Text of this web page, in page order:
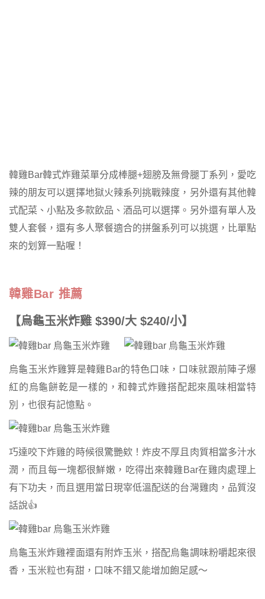
韓雞Bar韓式炸雞菜單分成棒腿+翅膀及無骨腿丁系列，愛吃
辣的朋友可以選擇地獄火辣系列挑戰辣度，另外還有其他韓
式配菜、小點及多款飲品、酒品可以選擇。另外還有單人及
雙人套餐，還有多人聚餐適合的拼盤系列可以挑選，比單點
來的划算一點喔！
韓雞Bar 推薦
【烏龜玉米炸雞 $390/大 $240/小】
烏龜玉米炸雞算是韓雞Bar的特色口味，口味就跟前陣子爆
紅的烏龜餅乾是一樣的，和韓式炸雞搭配起來風味相當特
別，也很有記憶點。
巧達咬下炸雞的時候很驚艷欸！炸皮不厚且肉質相當多汁水
潤，而且每一塊都很鮮嫩，吃得出來韓雞Bar在雞肉處理上
有下功夫，而且選用當日現宰低溫配送的台灣雞肉，品質沒
話說👍
烏龜玉米炸雞裡面還有附炸玉米，搭配烏龜調味粉嚼起來很
香，玉米粒也有甜，口味不錯又能增加飽足感～